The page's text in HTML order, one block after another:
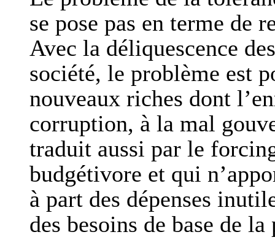
se pose pas en terme de
Avec la déliquescence
société, le problème est
nouveaux riches dont
corruption, à la mal
traduit aussi par le
budgétivore et qui
à part des dépenses
des besoins de base de